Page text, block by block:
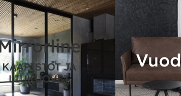
KAAPISTOT JA
LIUKUOVET